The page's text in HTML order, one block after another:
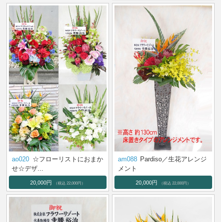
ao020 ☆フローリストにおまか
せ☆デザ...
20,000円 （税込 22,000円）
am088 Pardiso／生花アレンジ
メント
20,000円 （税込 22,000円）